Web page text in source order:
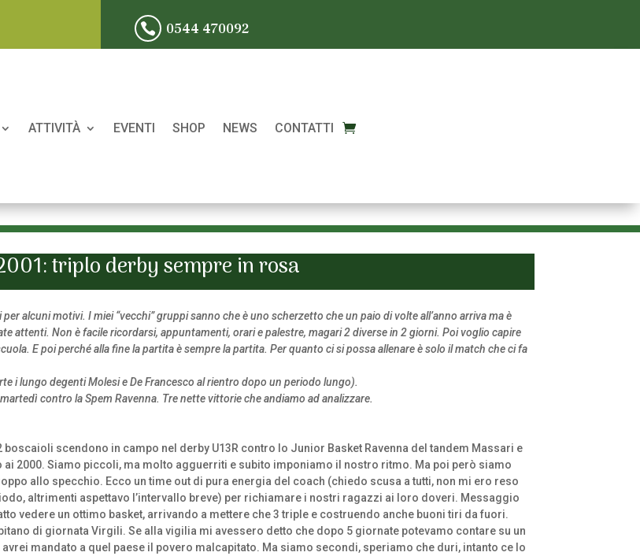
 0544 470092
ATTIVITÀ EVENTI SHOP NEWS CONTATTI
triplo derby sempre in rosa
alcuni motivi. I miei “vecchi” gruppi sanno che è uno scherzetto che un paio di volte all’anno arriva ma è
attenti. Non è facile ricordarsi, appuntamenti, orari e palestre, magari 2 diverse in 2 giorni. Poi voglio capire
E poi perché alla fine la partita è sempre la partita. Per quanto ci si possa allenare è solo il match che ci fa
i lungo degenti Molesi e De Francesco al rientro dopo un periodo lungo).
contro la Spem Ravenna. Tre nette vittorie che andiamo ad analizzare.
scendono in campo nel derby U13R contro lo Junior Basket Ravenna del tandem Massari e
2000. Siamo piccoli, ma molto agguerriti e subito imponiamo il nostro ritmo. Ma poi però siamo
allo specchio. Ecco un time out di pura energia del coach (chiedo scusa a tutti, non mi ero reso
altrimenti aspettavo l’intervallo breve) per richiamare i nostri ragazzi ai loro doveri. Messaggio
vedere un ottimo basket, arrivando a mettere che 3 triple e costruendo anche buoni tiri da fuori.
di giornata Virgili. Se alla vigilia mi avessero detto che dopo 5 giornate potevamo contare su un
mandato a quel paese il povero malcapitato. Ma siamo secondi, speriamo che duri, intanto ce lo